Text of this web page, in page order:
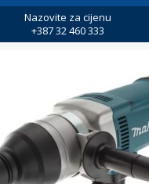
Nazovite za cijenu
+387 32 460 333